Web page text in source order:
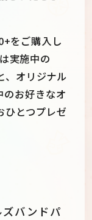
をご購入し
実施中の
オリジナル
のお好きなオ
ひとつプレゼ
バンドパ